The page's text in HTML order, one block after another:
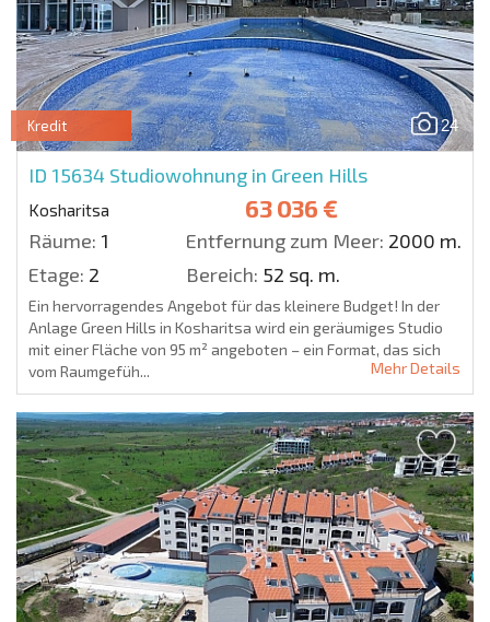
24
Kredit
ID 15634 Studiowohnung in Green Hills
Kosharitsa 63 036 €
Räume: 1 Entfernung zum Meer: 2000 m.
Etage: 2 Bereich: 52 sq. m.
Ein hervorragendes Angebot für das kleinere Budget! In der
Anlage Green Hills in Kosharitsa wird ein geräumiges Studio
mit einer Fläche von 95 m² angeboten – ein Format, das sich
vom Raumgefüh...
Mehr Details